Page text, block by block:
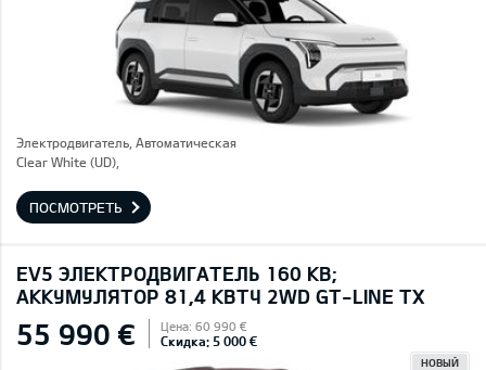
Электродвигатель, Автоматическая
Clear White (UD),
ПОСМОТРЕТЬ
EV5 ЭЛЕКТРОДВИГАТЕЛЬ 160 КВ;
AККУМУЛЯТОР 81,4 КВТЧ 2WD GT-LINE TX
55 990 € Цена: 60 990 €
Скидка: 5 000 €
НОВЫЙ